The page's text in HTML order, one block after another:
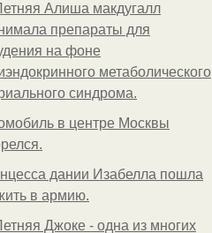
Алиша макдугалл
препараты для
на фоне
метаболического
синдрома.
в центре Москвы
дании Изабелла пошла
в армию.
Джоке - одна из многих